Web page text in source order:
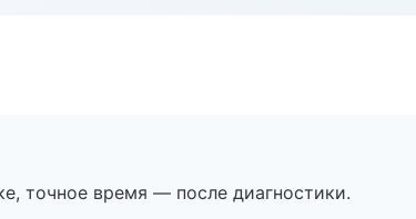
точное время — после диагностики.